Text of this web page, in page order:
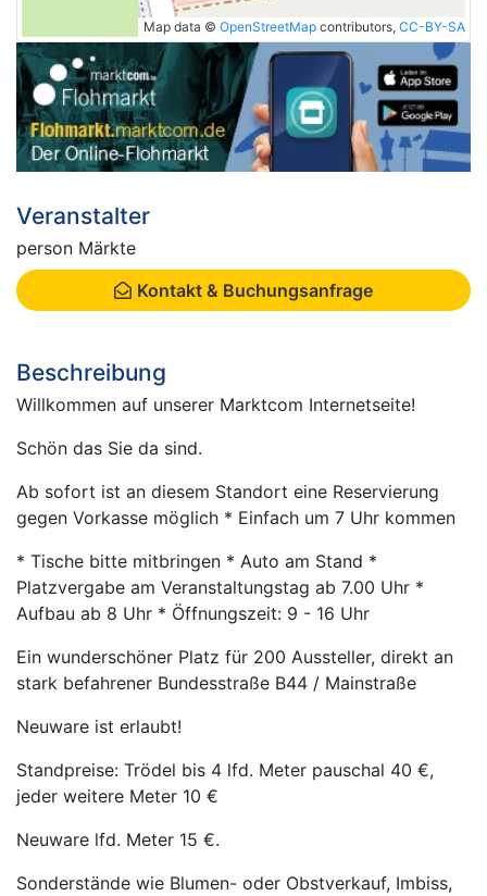
Map data © OpenStreetMap contributors, CC-BY-SA
Veranstalter
person Märkte
Kontakt & Buchungsanfrage
Beschreibung
Willkommen auf unserer Marktcom Internetseite!
Schön das Sie da sind.
Ab sofort ist an diesem Standort eine Reservierung
gegen Vorkasse möglich * Einfach um 7 Uhr kommen
* Tische bitte mitbringen * Auto am Stand *
Platzvergabe am Veranstaltungstag ab 7.00 Uhr *
Aufbau ab 8 Uhr * Öffnungszeit: 9 - 16 Uhr
Ein wunderschöner Platz für 200 Aussteller, direkt an
stark befahrener Bundesstraße B44 / Mainstraße
Neuware ist erlaubt!
Standpreise: Trödel bis 4 lfd. Meter pauschal 40 €,
jeder weitere Meter 10 €
Neuware lfd. Meter 15 €.
Sonderstände wie Blumen- oder Obstverkauf, Imbiss,